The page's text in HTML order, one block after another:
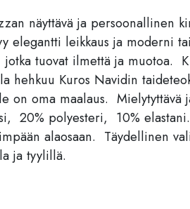
näyttävä ja persoonallinen
elegantti leikkaus ja moderni
tuovat ilmettä ja muotoa.
hehkuu Kuros Navidin
on oma maalaus. Mielytyttävä
20% polyesteri, 10%
alaosaan. Täydellinen
ja tyylillä.